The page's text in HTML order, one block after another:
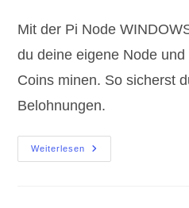
Mit der Pi Node
du deine eigene Node
Coins minen. So sicherst
Belohnungen.
Weiterlesen
Pi
Node